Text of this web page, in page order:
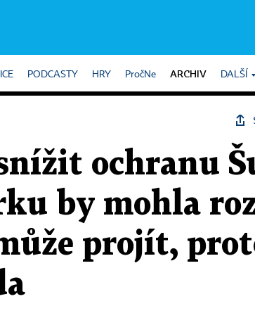
PODCASTY HRY PročNe ARCHIV DALŠÍ
ochranu
by mohla
projít,